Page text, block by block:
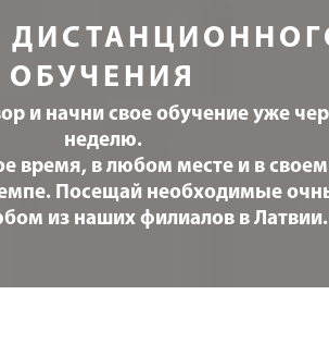
ОБУЧЕНИЯ
и начни свое обучение уже
неделю.
время, в любом месте и в своем
Посещай необходимые
из наших филиалов в Латвии.